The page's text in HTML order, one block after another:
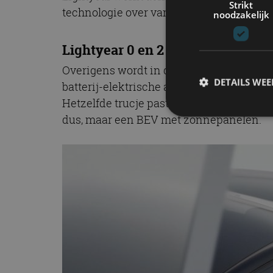
technologie over van de
kostbare
Lightyear 0 en 2 zijn geen zonne-
Overigens wordt in de media vaak
batterij-elektrische auto’s, maar door
Hetzelfde trucje past Toyota toe op zijn
dus, maar een BEV met zonnepanelen.
Strikt
noodzakelijk
DETAILS